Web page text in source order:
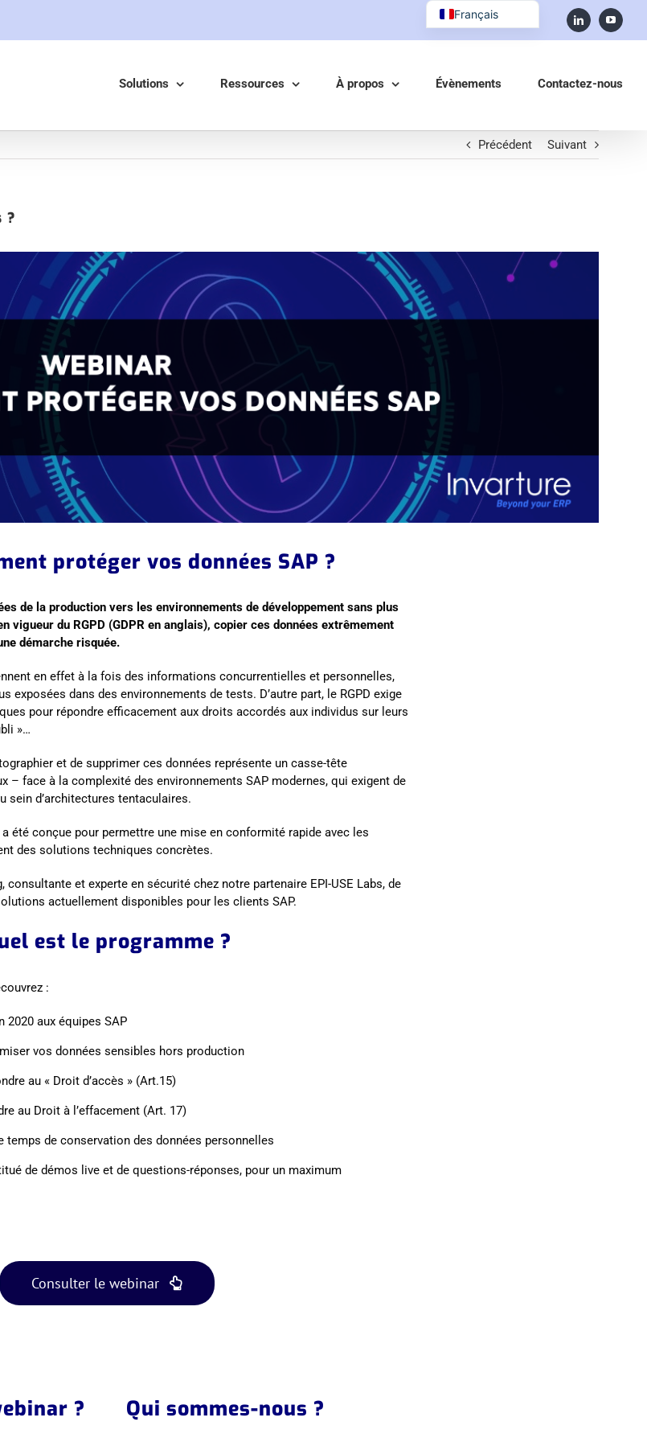
Solutions Ressources À propos Évènements Contactez-nous
Précédent Suivant
?
protéger vos données SAP ?
de la production vers les environnements de développement sans plus
vigueur du RGPD (GDPR en anglais), copier ces données extrêmement
démarche risquée.
en effet à la fois des informations concurrentielles et personnelles,
exposées dans des environnements de tests. D’autre part, le RGPD exige
pour répondre efficacement aux droits accordés aux individus sur leurs
»…
et de supprimer ces données représente un casse-tête
– face à la complexité des environnements SAP modernes, qui exigent de
sein d’architectures tentaculaires.
a été conçuepour permettre une mise en conformité rapide avec les
des solutions techniques concrètes.
consultante et experte en sécurité chez notre partenaire EPI-USE Labs, de
actuellement disponibles pour les clients SAP.
est le programme ?
:
2020 aux équipes SAP
vos données sensibles hors production
au « Droit d’accès » (Art.15)
au Droit à l’effacement (Art. 17)
temps de conservation des données personnelles
de démos live et de questions-réponses, pour un maximum
Consulter le webinar
? Qui sommes-nous ?
Français
English (UK)